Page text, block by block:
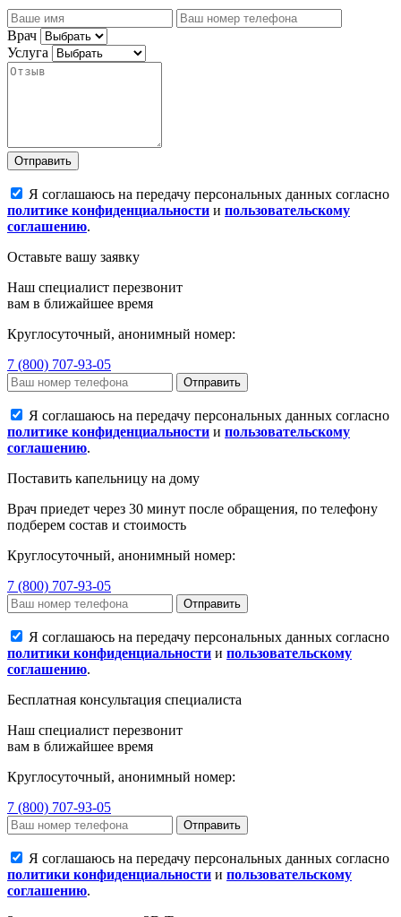
Врач
Услуга
Отправить
Я соглашаюсь на передачу персональных данных согласно
политике конфиденциальности и пользовательскому
соглашению.
Оставьте вашу заявку
Наш специалист перезвонит
вам в ближайшее время
Круглосуточный, анонимный номер:
7 (800) 707-93-05
Отправить
Я соглашаюсь на передачу персональных данных согласно
политике конфиденциальности и пользовательскому
соглашению.
Поставить капельницу на дому
Врач приедет через 30 минут после обращения, по телефону
подберем состав и стоимость
Круглосуточный, анонимный номер:
7 (800) 707-93-05
Отправить
Я соглашаюсь на передачу персональных данных согласно
политики конфиденциальности и пользовательскому
соглашению.
Бесплатная консультация специалиста
Наш специалист перезвонит
вам в ближайшее время
Круглосуточный, анонимный номер:
7 (800) 707-93-05
Отправить
Я соглашаюсь на передачу персональных данных согласно
политики конфиденциальности и пользовательскому
соглашению.